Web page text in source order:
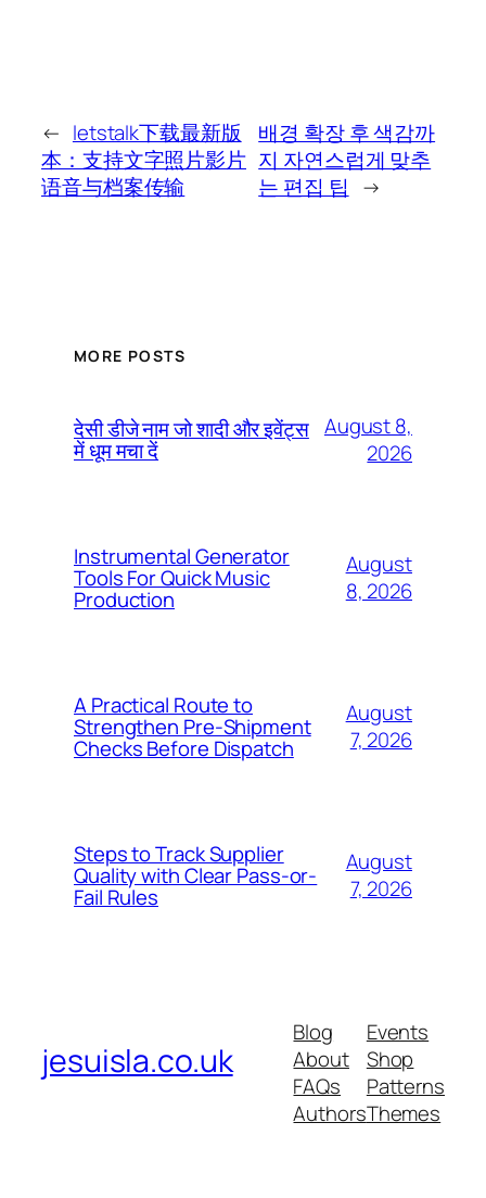
← letstalk下载最新版
本：支持文字照片影片
语音与档案传输
배경 확장 후 색감까
지 자연스럽게 맞추
는 편집 팁
→
MORE POSTS
देसी डीजे नाम जो शादी और इवेंट्स
में धूम मचा दें
August 8,
2026
Instrumental Generator
Tools For Quick Music
Production
August
8, 2026
A Practical Route to
Strengthen Pre-Shipment
Checks Before Dispatch
August
7, 2026
Steps to Track Supplier
Quality with Clear Pass-or-
Fail Rules
August
7, 2026
jesuisla.co.uk
Blog
About
FAQs
Authors
Events
Shop
Patterns
Themes